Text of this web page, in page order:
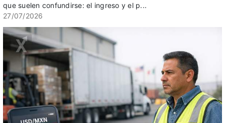
que suelen confundirse: el ingreso y el p...
27/07/2026